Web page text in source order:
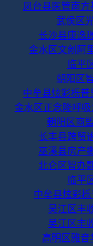
凤台县医管南
武侯区
长沙县康逸
金水区文创阿
临平
朝阳区
中牟县炫彩栎
金水区正念隆呼
朝阳区商
长丰县跨贸
巫溪县房产
北仑区智办
临平
中牟县炫彩
吴江区丰
吴江区丰
高明区雅